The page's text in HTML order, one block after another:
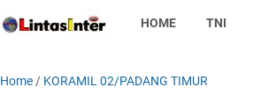
HOME TNI
Home / KORAMIL 02/PADANG TIMUR